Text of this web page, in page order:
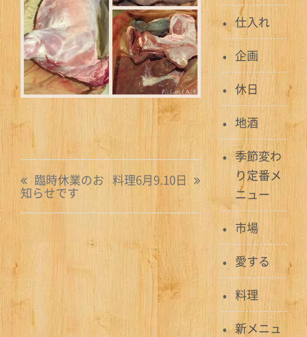
投
稿
ビ
ー
臨時休業のお
知らせです
料理6月9.10日
仕入れ
企画
休日
地酒
季節変わ
り定番メ
ニュー
市場
愛する
料理
新メニュ